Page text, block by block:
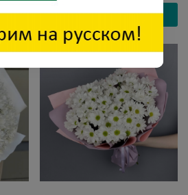
Заказать